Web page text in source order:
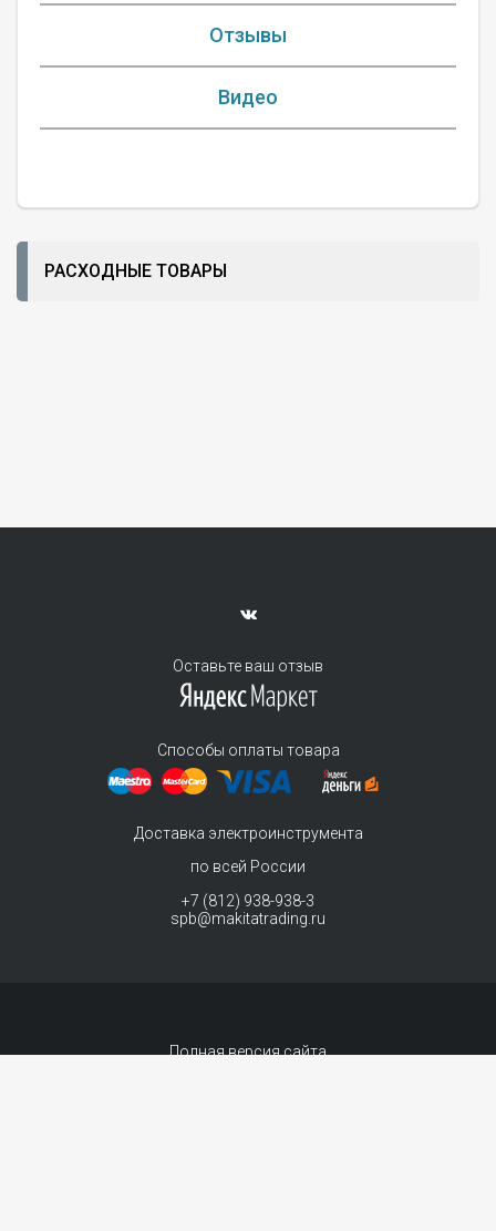
Отзывы
Видео
РАСХОДНЫЕ ТОВАРЫ
Оставьте ваш отзыв
Способы оплаты товара
Доставка электроинструмента
по всей России
+7 (812) 938-938-3
spb@makitatrading.ru
Полная версия сайта